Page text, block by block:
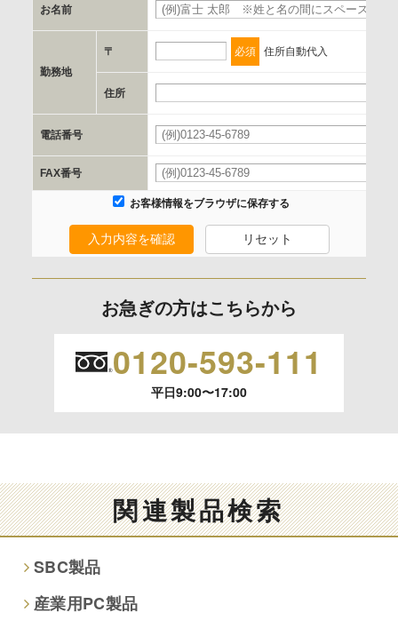
当社とイベント/セミナーを共同で開催する企業/団体
e.個人情報取り扱いに関する契約
当社と当該企業/団体とは、個人情報取扱に関する覚書の締結
を行います。
委託の有無
なし
保有個人データの開示等および問合わせ窓口について
の停止、消去および 第三者への提供の停止（「開示等」とい
開示等のご請求は、下記お問い合わせ先窓口へご連絡願いま
情報提供は任意ですが、情報を提供しなかった場合、情報の
項目によってはお問い合わせ等に
ご回答できない場合がございます。
なし
お名前
勤務地
〒 必須 住所自動代入
住所
電話番号
FAX番号
お客様情報をブラウザに保存する
入力内容を確認 リセット
お急ぎの方はこちらから
0120-593-111
平日9:00〜17:00
関連製品検索
SBC製品
産業用PC製品